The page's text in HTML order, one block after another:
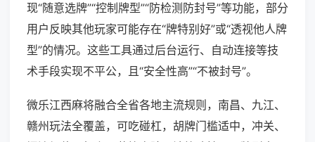
现“随意选牌”“控制牌型”“防检测防封号”等功能，部分
用户反映其他玩家可能存在“牌特别好”或“透视他人牌
型”的情况。这些工具通过后台运行、自动连接等技
术手段实现不平公，且“安全性高”“不被封号”。
微乐江西麻将融合全省各地主流规则，南昌、九江、
赣州玩法全覆盖，可吃碰杠，胡牌门槛适中，冲关、